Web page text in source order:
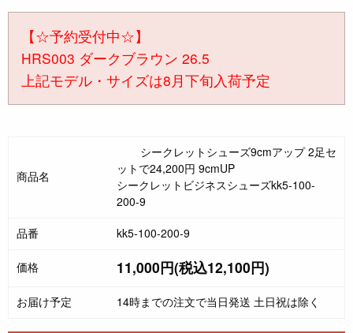
【☆予約受付中☆】
HRS003 ダークブラウン 26.5
上記モデル・サイズは8月下旬入荷予定
商品名
シークレットシューズ9cmアップ 2足セ
ットで24,200円 9cmUP
シークレットビジネスシューズkk5-100-
200-9
品番
kk5-100-200-9
価格 11,000円(税込12,100円)
お届け予定 14時までの注文で当日発送 土日祝は除く